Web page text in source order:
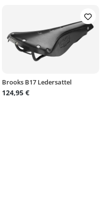
Brooks B17 Ledersattel
124,95 €